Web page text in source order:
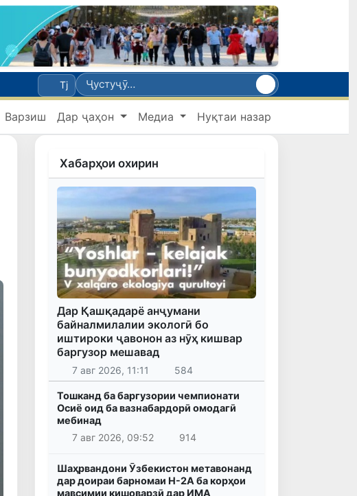
Tj
Варзиш Дар ҷаҳон Медиа Нуқтаи назар
Хабарҳои охирин
Дар Қашқадарё анҷумани
байналмилалии экологӣ бо
иштироки ҷавонон аз нӯҳ кишвар
баргузор мешавад
7 авг 2026, 11:11 584
Тошканд ба баргузории чемпионати
Осиё оид ба вазнабардорӣ омодагӣ
мебинад
7 авг 2026, 09:52
914
Шаҳрвандони Ӯзбекистон метавонанд
дар доираи барномаи H-2A ба корҳои
мавсимии кишоварзӣ дар ИМА